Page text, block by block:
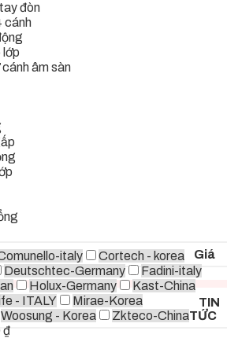
đòn
cánh
lớp
âm sàn
italy
Cortech - korea
Deutschtec-Germany
Fadini-italy
Holux-Germany
Kast-China
- ITALY
Mirae-Korea
Woosung - Korea Zkteco-China
Giá
₫
TIN
TỨC